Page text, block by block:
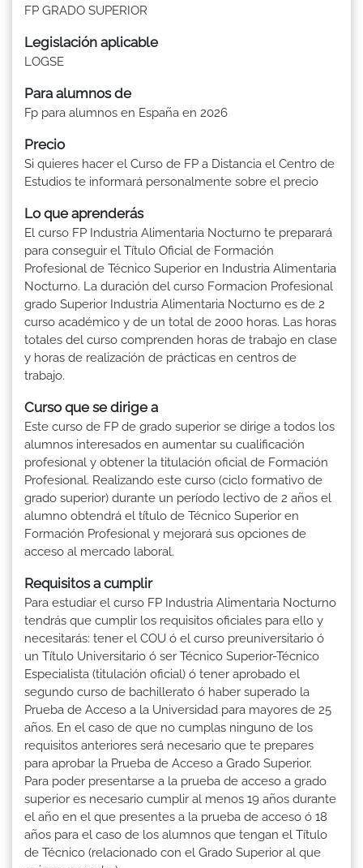
FP GRADO SUPERIOR
Legislación aplicable
LOGSE
Para alumnos de
Fp para alumnos en España en 2026
Precio
Si quieres hacer el Curso de FP a Distancia el Centro de
Estudios te informará personalmente sobre el precio
Lo que aprenderás
El curso FP Industria Alimentaria Nocturno te preparará
para conseguir el Título Oficial de Formación
Profesional de Técnico Superior en Industria Alimentaria
Nocturno. La duración del curso Formacion Profesional
grado Superior Industria Alimentaria Nocturno es de 2
curso académico y de un total de 2000 horas. Las horas
totales del curso comprenden horas de trabajo en clase
y horas de realización de prácticas en centros de
trabajo.
Curso que se dirige a
Este curso de FP de grado superior se dirige a todos los
alumnos interesados en aumentar su cualificación
profesional y obtener la titulación oficial de Formación
Profesional. Realizando este curso (ciclo formativo de
grado superior) durante un período lectivo de 2 años el
alumno obtendrá el título de Técnico Superior en
Formación Profesional y mejorará sus opciones de
acceso al mercado laboral.
Requisitos a cumplir
Para estudiar el curso FP Industria Alimentaria Nocturno
tendrás que cumplir los requisitos oficiales para ello y
necesitarás: tener el COU ó el curso preuniversitario ó
un Título Universitario ó ser Técnico Superior-Técnico
Especialista (titulación oficial) ó tener aprobado el
segundo curso de bachillerato ó haber superado la
Prueba de Acceso a la Universidad para mayores de 25
años. En el caso de que no cumplas ninguno de los
requisitos anteriores será necesario que te prepares
para aprobar la Prueba de Acceso a Grado Superior.
Para poder presentarse a la prueba de acceso a grado
superior es necesario cumplir al menos 19 años durante
el año en el que presentes a la prueba de acceso ó 18
años para el caso de los alumnos que tengan el Título
de Técnico (relacionado con el Grado Superior al que